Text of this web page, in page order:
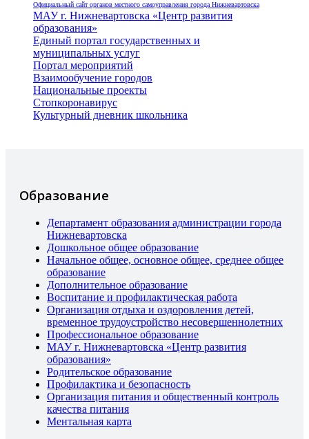
Официальный сайт органов местного самоуправления города Нижневартовска
МАУ г. Нижневартовска «Центр развития
образования»
Единый портал государственных и
муниципальных услуг
Портал мероприятий
Взаимообучение городов
Национальные проекты
Стопкоронавирус
Культурный дневник школьника
Образование
Департамент образования администрации города
Нижневартовска
Дошкольное общее образование
Начальное общее, основное общее, среднее общее
образование
Дополнительное образование
Воспитание и профилактическая работа
Организация отдыха и оздоровления детей,
временное трудоустройство несовершеннолетних
Профессиональное образование
МАУ г. Нижневартовска «Центр развития
образования»
Родительское образование
Профилактика и безопасность
Организация питания и общественный контроль
качества питания
Ментальная карта